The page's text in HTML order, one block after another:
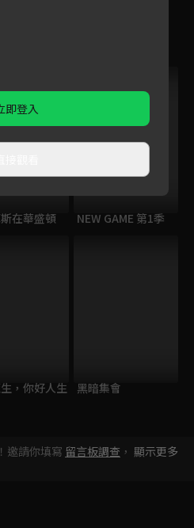
在華盛頓 NEW GAME 第1季
，你好人生 黑暗集會
邀請你填寫 留言板調查 ， 顯示更多
即登入